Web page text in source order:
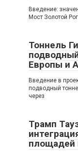
Введение:
Мост Золотой
Тоннель
Европы и
Введение в
подводный
через
Трамп
площадей